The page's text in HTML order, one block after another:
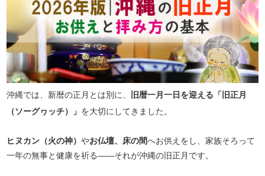
沖縄では、新暦の正月とは別に、
旧暦一月一日を迎える「旧正月
（ソーグヮッチ）」 を大切にしてきました。
ヒヌカン（火の神）やお仏壇、床の間へお供えをし、家族そろって
一年の無事と健康を祈る――それが沖縄の旧正月です。